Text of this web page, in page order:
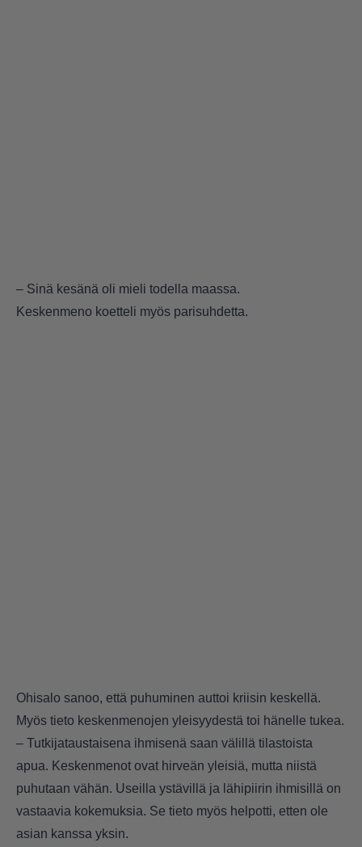
– Sinä kesänä oli mieli todella maassa.
Keskenmeno koetteli myös parisuhdetta.
Ohisalo sanoo, että puhuminen auttoi kriisin keskellä.
Myös tieto keskenmenojen yleisyydestä toi hänelle tukea.
– Tutkijataustaisena ihmisenä saan välillä tilastoista
apua. Keskenmenot ovat hirveän yleisiä, mutta niistä
puhutaan vähän. Useilla ystävillä ja lähipiirin ihmisillä on
vastaavia kokemuksia. Se tieto myös helpotti, etten ole
asian kanssa yksin.